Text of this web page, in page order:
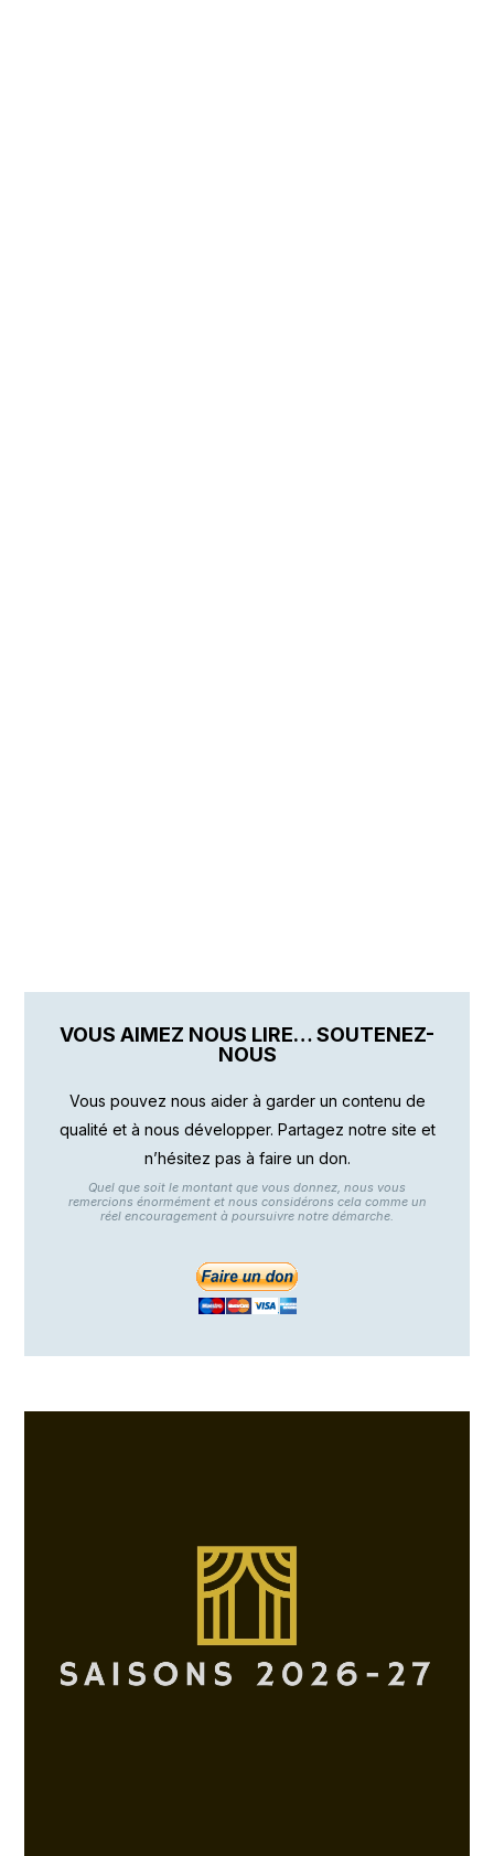
VOUS AIMEZ NOUS LIRE… SOUTENEZ-
NOUS
Vous pouvez nous aider à garder un contenu de
qualité et à nous développer. Partagez notre site et
n’hésitez pas à faire un don.
Quel que soit le montant que vous donnez, nous vous
remercions énormément et nous considérons cela comme un
réel encouragement à poursuivre notre démarche.